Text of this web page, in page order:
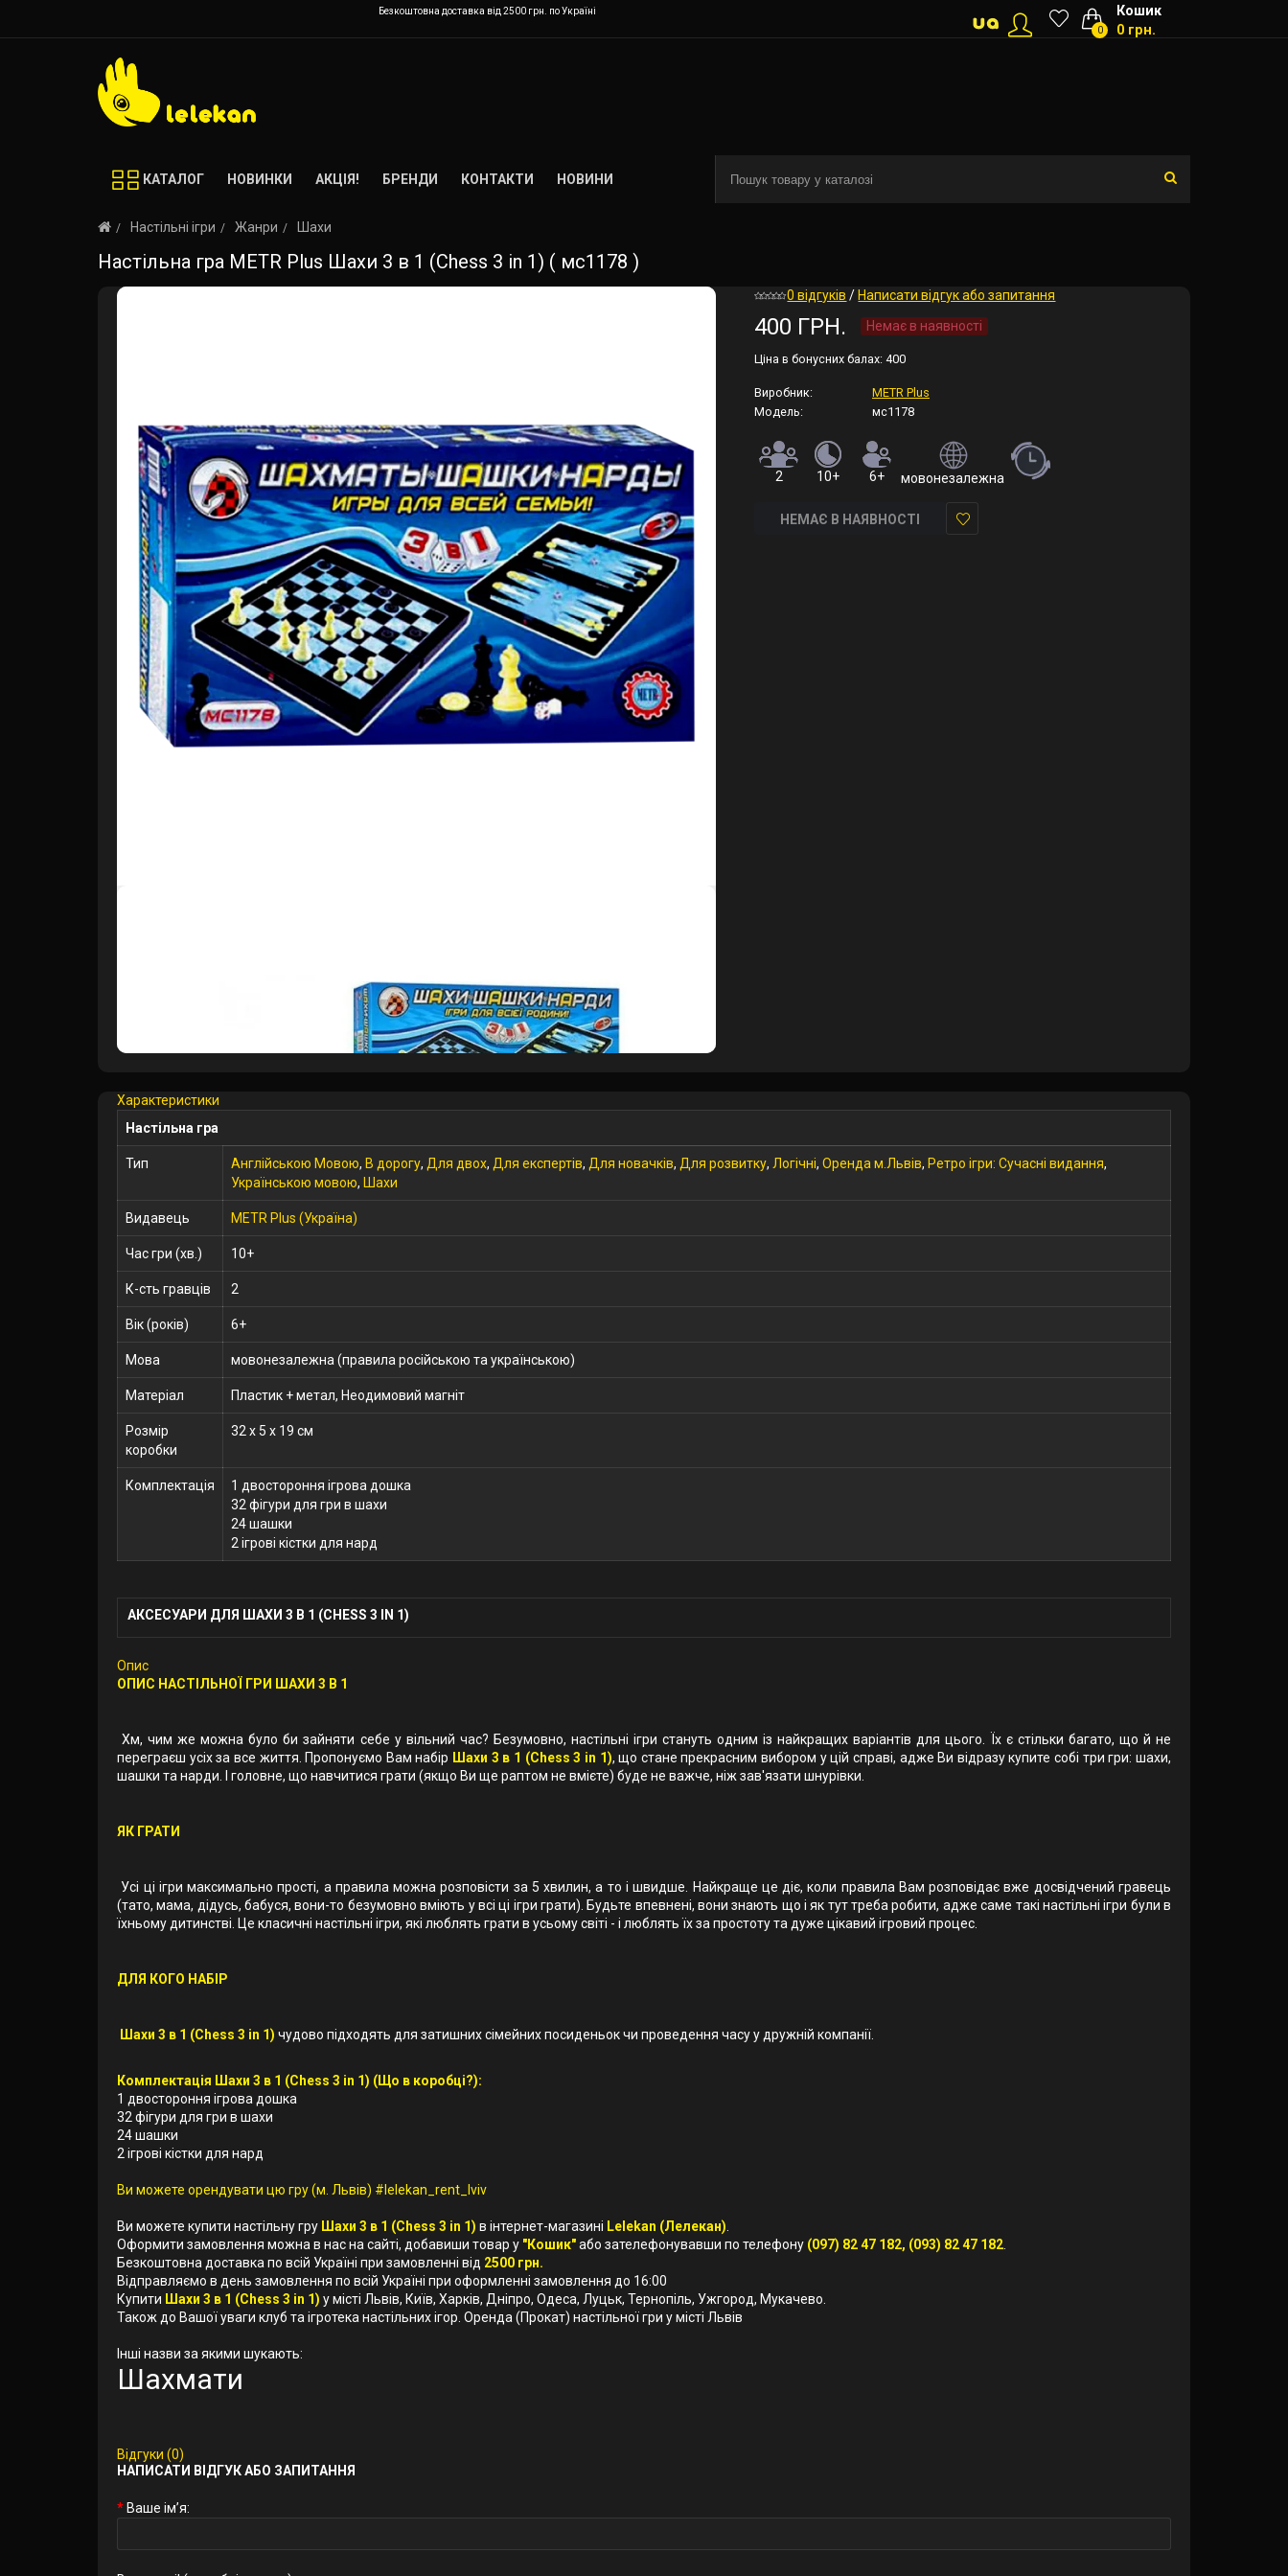
Безкоштовна доставка від 2500 грн. по Україні Кошик
0 0 грн.
КАТАЛОГ НОВИНКИ АКЦІЯ! БРЕНДИ КОНТАКТИ НОВИНИ
Настільні ігри Жанри Шахи
Настільна гра METR Plus Шахи 3 в 1 (Chess 3 in 1) ( мс1178 )
0 відгуків / Написати відгук або запитання
400 ГРН. Немає в наявності
Ціна в бонусних балах: 400
Виробник:
METR Plus
Модель:
мс1178
2 10+ 6+ мовонезалежна (правила російською та українською)
НЕМАЄ В НАЯВНОСТІ
Характеристики
Настільна гра
Тип Англійською Мовою, В дорогу, Для двох, Для експертів, Для новачків, Для розвитку, Логічні, Оренда м.Львів, Ретро ігри: Сучасні видання,
Українською мовою, Шахи
Видавець METR Plus (Україна)
Час гри (хв.) 10+
К-сть гравців 2
Вік (років) 6+
Мова мовонезалежна (правила російською та українською)
Матеріал Пластик + метал, Неодимовий магніт
Розмір
коробки
32 x 5 x 19 см
Комплектація
1 двостороння ігрова дошка
32 фігури для гри в шахи
24 шашки
2 ігрові кістки для нард
АКСЕСУАРИ ДЛЯ ШАХИ 3 В 1 (CHESS 3 IN 1)
Опис
ОПИС НАСТІЛЬНОЇ ГРИ ШАХИ 3 В 1
Хм, чим же можна було би зайняти себе у вільний час? Безумовно, настільні ігри стануть одним із найкращих варіантів для цього. Їх є стільки багато, що й не
переграєш усіх за все життя. Пропонуємо Вам набір Шахи 3 в 1 (Chess 3 in 1), що стане прекрасним вибором у цій справі, адже Ви відразу купите собі три гри: шахи,
шашки та нарди. І головне, що навчитися грати (якщо Ви ще раптом не вмієте) буде не важче, ніж зав'язати шнурівки.
ЯК ГРАТИ
Усі ці ігри максимально прості, а правила можна розповісти за 5 хвилин, а то і швидше. Найкраще це діє, коли правила Вам розповідає вже досвідчений гравець
(тато, мама, дідусь, бабуся, вони-то безумовно вміють у всі ці ігри грати). Будьте впевнені, вони знають що і як тут треба робити, адже саме такі настільні ігри були в
їхньому дитинстві. Це класичні настільні ігри, які люблять грати в усьому світі - і люблять їх за простоту та дуже цікавий ігровий процес.
ДЛЯ КОГО НАБІР
Шахи 3 в 1 (Chess 3 in 1) чудово підходять для затишних сімейних посиденьок чи проведення часу у дружній компанії.
Комплектація Шахи 3 в 1 (Chess 3 in 1) (Що в коробці?):
1 двостороння ігрова дошка
32 фігури для гри в шахи
24 шашки
2 ігрові кістки для нард
Ви можете орендувати цю гру (м. Львів) #lelekan_rent_lviv
Ви можете купити настільну гру Шахи 3 в 1 (Chess 3 in 1) в інтернет-магазині Lelekan (Лелекан)
Оформити замовлення можна в нас на сайті, добавиши товар у "Кошик"або зателефонувавши по телефону (097) 82 47 182, (093) 82 47 182
Безкоштовна доставка по всій Україні при замовленні від 2500 грн.
Відправляємо в день замовлення по всій Україні при оформленні замовлення до 16:00
Купити Шахи 3 в 1 (Chess 3 in 1) у місті Львів, Київ, Харків, Дніпро, Одеса, Луцьк, Тернопіль, Ужгород, Мукачево.
Також до Вашої уваги клуб та ігротека настільних ігор. Оренда (Прокат) настільної гри у місті Львів
Інші назви за якими шукають:
Шахмати
Відгуки (0)
НАПИСАТИ ВІДГУК АБО ЗАПИТАННЯ
Ваше ім’я: